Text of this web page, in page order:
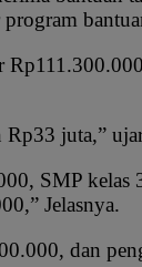
Rp33 juta,”
SMP kelas
Jelasnya.
dan